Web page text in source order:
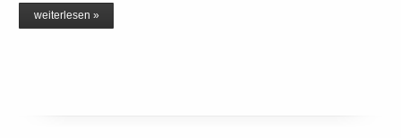
weiterlesen »